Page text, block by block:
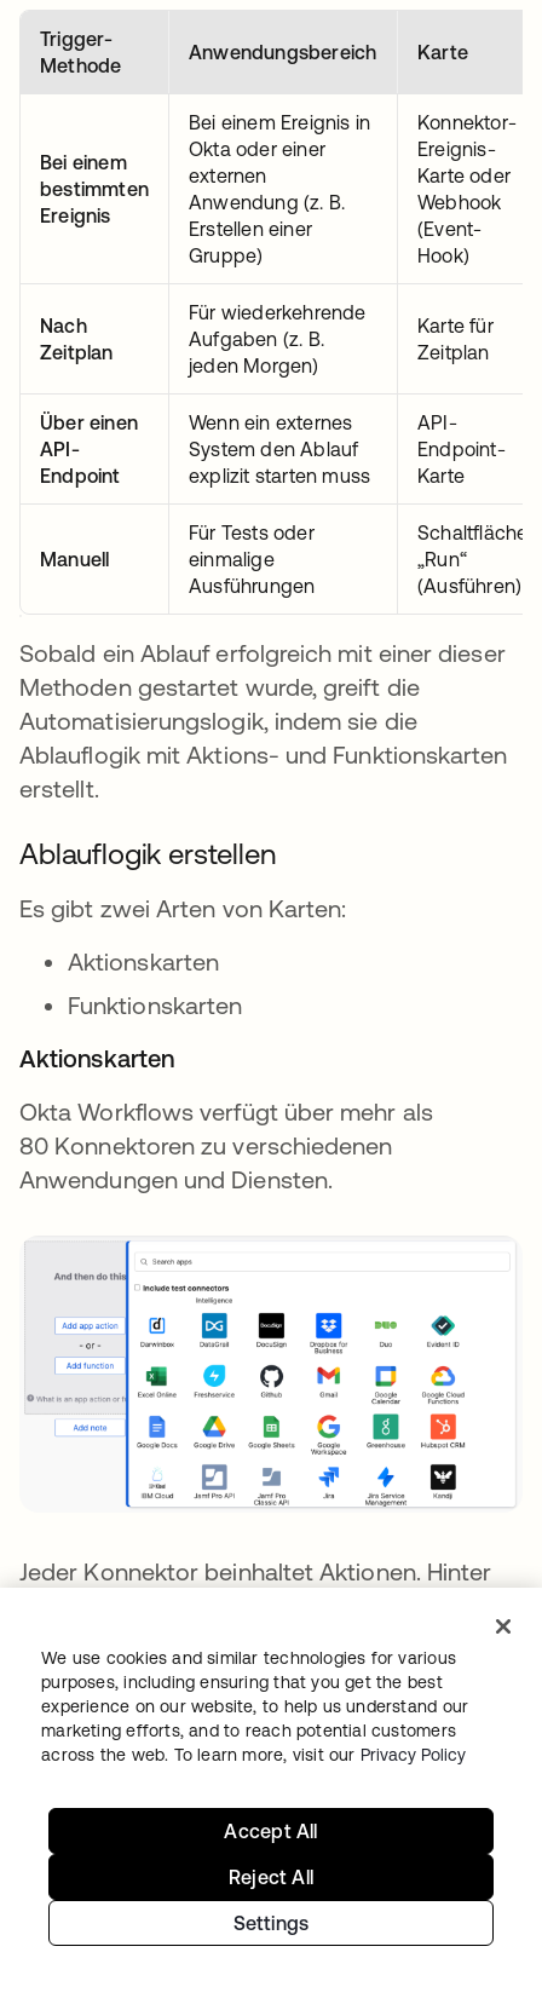
Trigger-
Methode
Anwendungsbereich Karte
Bei einem
bestimmten
Ereignis
Bei einem Ereignis in
Okta oder einer
externen
Anwendung (z. B.
Erstellen einer
Gruppe)
Konnektor-
Ereignis-
Karte oder
Webhook
(Event-
Hook)
Nach
Zeitplan
Für wiederkehrende
Aufgaben (z. B.
jeden Morgen)
Karte für
Zeitplan
Über einen
API-
Endpoint
Wenn ein externes
System den Ablauf
explizit starten muss
API-
Endpoint-
Karte
Manuell
Für Tests oder
einmalige
Ausführungen
Schaltfläche
„Run“
(Ausführen)
Sobald ein Ablauf erfolgreich mit einer dieser
Methoden gestartet wurde, greift die
Automatisierungslogik, indem sie die
Ablauflogik mit Aktions- und Funktionskarten
erstellt.
Ablauflogik erstellen
Es gibt zwei Arten von Karten:
Aktionskarten
Funktionskarten
Aktionskarten
Okta Workflows verfügt über mehr als
80 Konnektoren zu verschiedenen
Anwendungen und Diensten.
Jeder Konnektor beinhaltet Aktionen. Hinter
zugrunde liegende Anwendung. Während Sie
Ihre Identity-Automatisierung erstellen,
können Sie mit Aktionen andere
Anwendungen aufrufen. Wenn beispielsweise
Sie auch mit dem Office 365-Konnektor eine
E-Mail senden und mit dem Slack-Konnektor
eine Nachricht an Slack senden.
Wenn Sie eine API finden, für die es keinen
We use cookies and similar technologies for various
purposes, including ensuring that you get the best
experience on our website, to help us understand our
marketing efforts, and to reach potential customers
across the web. To learn more, visit our Privacy Policy
Settings
Reject All
Accept All